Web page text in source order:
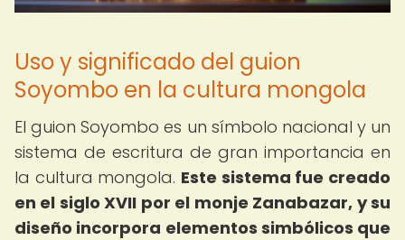
Uso y significado del guion
Soyombo en la cultura mongola
El guion Soyombo es un símbolo nacional y un
sistema de escritura de gran importancia en
la cultura mongola. Este sistema fue creado
en el siglo XVII por el monje Zanabazar, y su
diseño incorpora elementos simbólicos que